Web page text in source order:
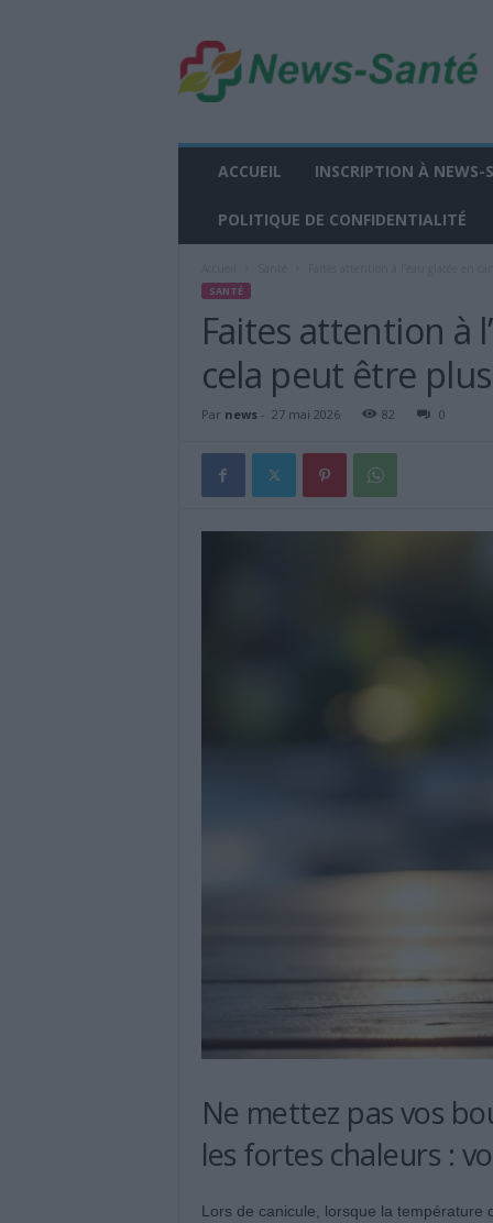
w
s
ACCUEIL INSCRIPTION À NEWS-
POLITIQUE DE CONFIDENTIALITÉ
SANTÉ
Faites attention à
cela peut être
Par news- 27 mai 2026 82 0
Ne mettez pas vos
les fortes chaleurs :
Lors de canicule, lorsque la température